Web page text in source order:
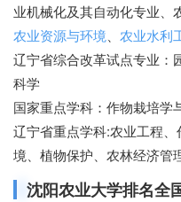
业机械化及其自动化专业、
农业资源与环境
农业水利
辽宁省综合改革试点专业：
科学
国家重点学科：作物栽培学
辽宁省重点学科:农业工程
境、植物保护、农林经济管
沈阳农业大学排名全